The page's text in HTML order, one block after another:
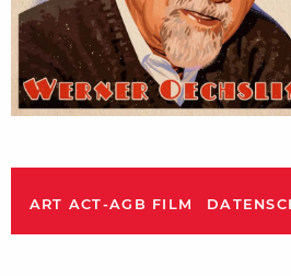
ART ACT-AGB FILM